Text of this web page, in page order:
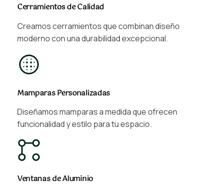
Cerramientos de Calidad
Creamos cerramientos que combinan diseño
moderno con una durabilidad excepcional.
Mamparas Personalizadas
Diseñamos mamparas a medida que ofrecen
funcionalidad y estilo para tu espacio.
Ventanas de Aluminio